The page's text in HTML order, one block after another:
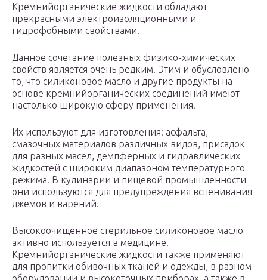
Кремнийорганические жидкости обладают
прекрасными электроизоляционными и
гидрофобными свойствами.
Данное сочетание полезных физико-химических
свойств является очень редким. Этим и обусловлено
то, что силиконовое масло и другие продукты на
основе кремнийорганических соединений имеют
настолько широкую сферу применения.
Их используют для изготовления: асфальта,
смазочных материалов различных видов, присадок
для разных масел, демпферных и гидравлических
жидкостей с широким диапазоном температурного
режима. В кулинарии и пищевой промышленности
они используются для предупреждения вспенивания
джемов и варений.
Высокоочищенное стерильное силиконовое масло
активно используется в медицине.
Кремнийорганические жидкости также применяют
для пропитки обивочных тканей и одежды, в разном